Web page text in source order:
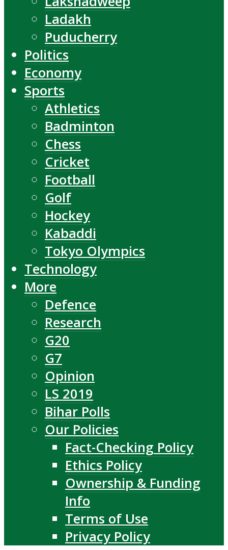
Ladakh
Puducherry
Politics
Economy
Sports
Athletics
Badminton
Chess
Cricket
Football
Golf
Hockey
Kabaddi
Tokyo Olympics
Technology
More
Defence
Research
G20
G7
Opinion
LS 2019
Bihar Polls
Our Policies
Fact-Checking Policy
Ethics Policy
Ownership & Funding
Info
Terms of Use
Privacy Policy